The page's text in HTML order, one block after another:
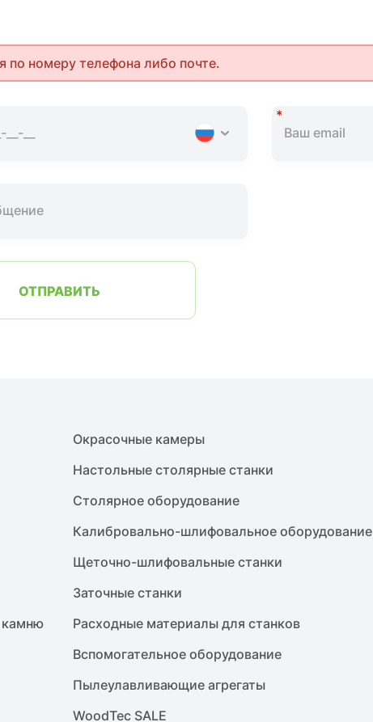
по номеру телефона либо почте.
ОТПРАВИТЬ
камню
Окрасочные камеры
Настольные столярные станки
Столярное оборудование
Калибровально-шлифовальное оборудование
Щеточно-шлифовальные станки
Заточные станки
Расходные материалы для станков
Вспомогательное оборудование
Пылеулавливающие агрегаты
WoodTec SALE